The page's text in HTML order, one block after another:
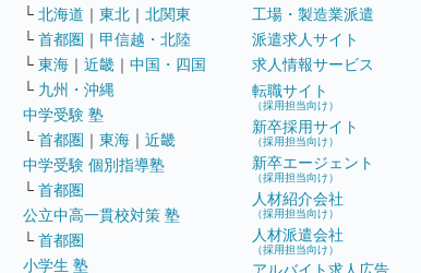
└ 北海道 ｜ 東北 ｜ 北関東
└ 首都圏 ｜ 甲信越・北陸
└ 東海 ｜ 近畿 ｜ 中国・四国
└ 九州・沖縄
中学受験 塾
└ 首都圏 ｜ 東海 ｜ 近畿
中学受験 個別指導塾
└ 首都圏
公立中高一貫校対策 塾
└ 首都圏
小学生 塾
工場・製造業派遣
派遣求人サイト
求人情報サービス
転職サイト
（採用担当向け）
新卒採用サイト
（採用担当向け）
新卒エージェント
（採用担当向け）
人材紹介会社
（採用担当向け）
人材派遣会社
（採用担当向け）